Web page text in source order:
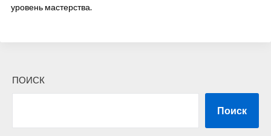
уровень мастерства.
ПОИСК
Поиск